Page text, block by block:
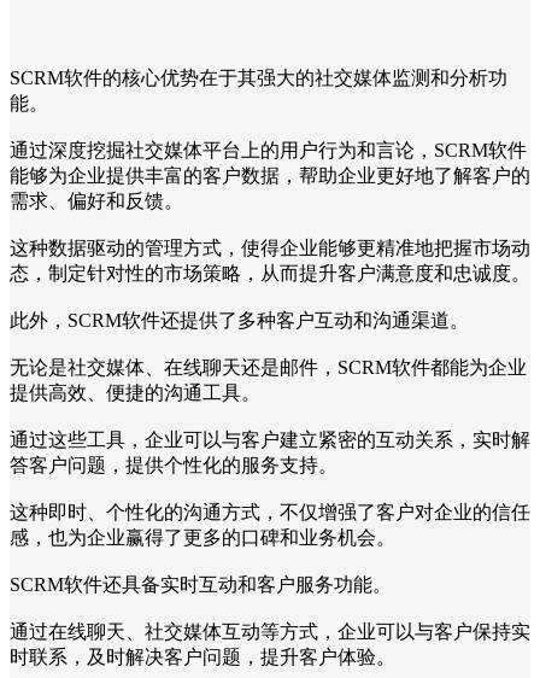
SCRM软件的核心优势在于其强大的社交媒体监测和分析功
能。
通过深度挖掘社交媒体平台上的用户行为和言论，SCRM软件
能够为企业提供丰富的客户数据，帮助企业更好地了解客户的
需求、偏好和反馈。
这种数据驱动的管理方式，使得企业能够更精准地把握市场动
态，制定针对性的市场策略，从而提升客户满意度和忠诚度。
此外，SCRM软件还提供了多种客户互动和沟通渠道。
无论是社交媒体、在线聊天还是邮件，SCRM软件都能为企业
提供高效、便捷的沟通工具。
通过这些工具，企业可以与客户建立紧密的互动关系，实时解
答客户问题，提供个性化的服务支持。
这种即时、个性化的沟通方式，不仅增强了客户对企业的信任
感，也为企业赢得了更多的口碑和业务机会。
SCRM软件还具备实时互动和客户服务功能。
通过在线聊天、社交媒体互动等方式，企业可以与客户保持实
时联系，及时解决客户问题，提升客户体验。